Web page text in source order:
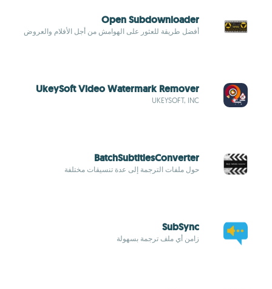
Open Subdownloader
أفضل طريقة للعثور على الهوامش من أجل الأفلام والعروض
UkeySoft Video Watermark Remover
UKEYSOFT, INC
BatchSubtitlesConverter
حول ملفات الترجمة إلى عدة تنسيقات مختلفة
SubSync
زامن أي ملف ترجمة بسهولة